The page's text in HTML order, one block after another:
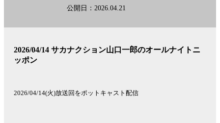
公開日：2026.04.21
2026/04/14 サカナクション山口一郎のオールナイトニ
ッポン
2026/04/14(火)放送回をポットキャスト配信